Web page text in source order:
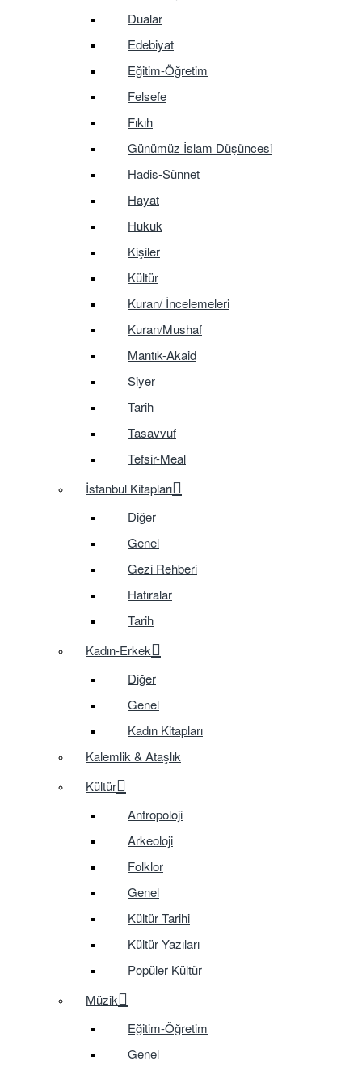
Dualar
Edebiyat
Eğitim-Öğretim
Felsefe
Fıkıh
Günümüz İslam Düşüncesi
Hadis-Sünnet
Hayat
Hukuk
Kişiler
Kültür
Kuran/ İncelemeleri
Kuran/Mushaf
Mantık-Akaid
Siyer
Tarih
Tasavvuf
Tefsir-Meal
İstanbul Kitapları
Diğer
Genel
Gezi Rehberi
Hatıralar
Tarih
Kadın-Erkek
Diğer
Genel
Kadın Kitapları
Kalemlik & Ataşlık
Kültür
Antropoloji
Arkeoloji
Folklor
Genel
Kültür Tarihi
Kültür Yazıları
Popüler Kültür
Müzik
Eğitim-Öğretim
Genel